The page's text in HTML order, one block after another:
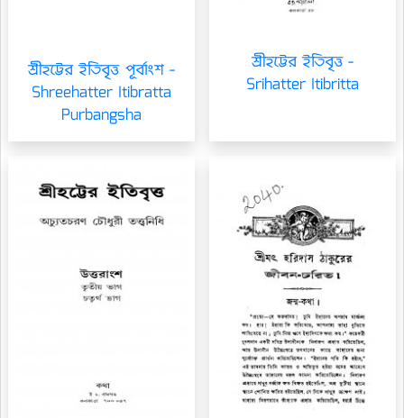
শ্রীহট্টের ইতিবৃত্ত পূর্বাংশ -
Shreehatter Itibratta
Purbangsha
শ্রীহট্টের ইতিবৃত্ত -
Srihatter Itibritta